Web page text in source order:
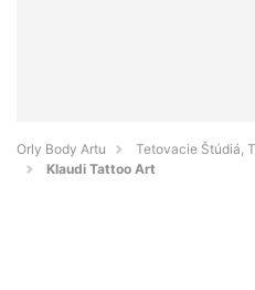
Orly Body Artu
Tetovacie Štúdiá,
Klaudi Tattoo Art